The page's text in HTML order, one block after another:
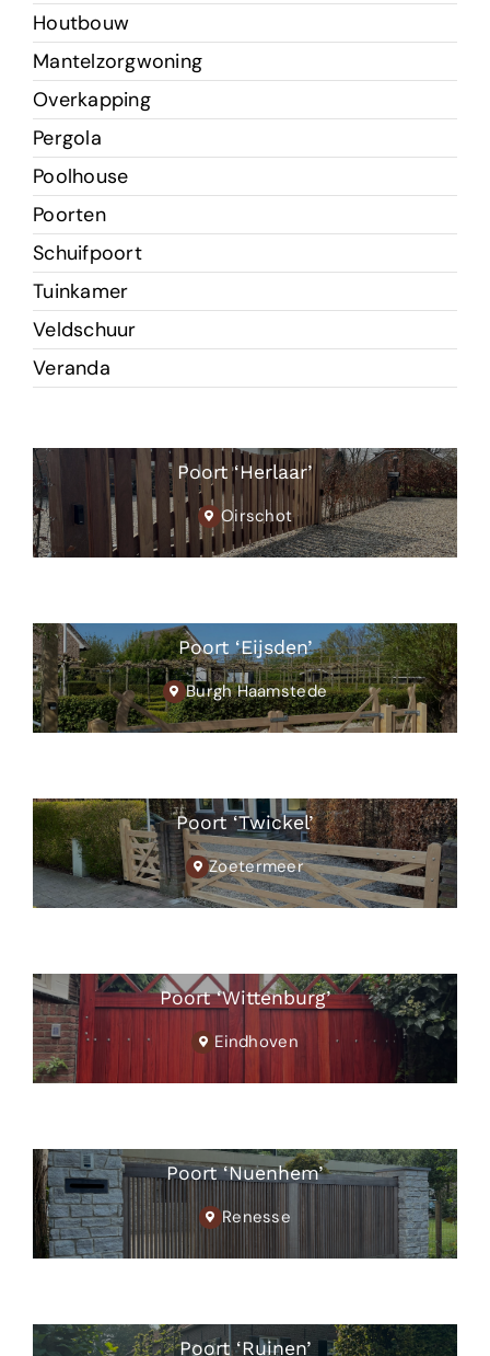
Houtbouw
Mantelzorgwoning
Overkapping
Pergola
Poolhouse
Poorten
Schuifpoort
Tuinkamer
Veldschuur
Veranda
Poort ‘Herlaar’
Oirschot
Poort ‘Eijsden’
Burgh Haamstede
Poort ‘Twickel’
Zoetermeer
Poort ‘Wittenburg’
Eindhoven
Poort ‘Nuenhem’
Renesse
Poort ‘Ruinen’